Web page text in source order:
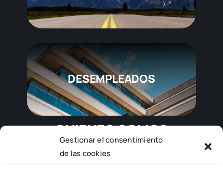
Gestionar el consentimiento
de las cookies
DESEMPLEADOS
QUIENES SOMOS